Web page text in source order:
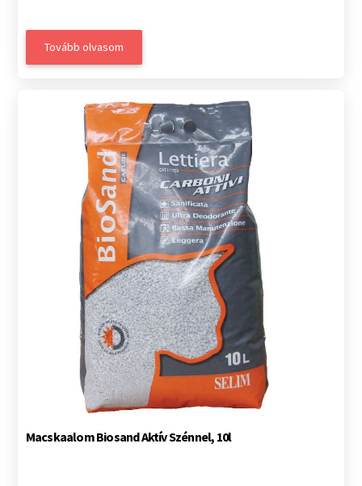
Tovább olvasom
Macskaalom Biosand Aktív Szénnel, 10l